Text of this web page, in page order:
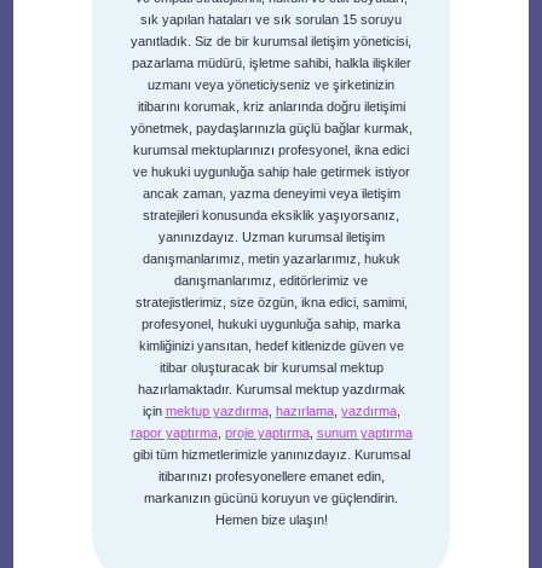
sık yapılan hataları ve sık sorulan 15 soruyu
yanıtladık. Siz de bir kurumsal iletişim yöneticisi,
pazarlama müdürü, işletme sahibi, halkla ilişkiler
uzmanı veya yöneticiyseniz ve şirketinizin
itibarını korumak, kriz anlarında doğru iletişimi
yönetmek, paydaşlarınızla güçlü bağlar kurmak,
kurumsal mektuplarınızı profesyonel, ikna edici
ve hukuki uygunluğa sahip hale getirmek istiyor
ancak zaman, yazma deneyimi veya iletişim
stratejileri konusunda eksiklik yaşıyorsanız,
yanınızdayız. Uzman kurumsal iletişim
danışmanlarımız, metin yazarlarımız, hukuk
danışmanlarımız, editörlerimiz ve
stratejistlerimiz, size özgün, ikna edici, samimi,
profesyonel, hukuki uygunluğa sahip, marka
kimliğinizi yansıtan, hedef kitlenizde güven ve
itibar oluşturacak bir kurumsal mektup
hazırlamaktadır. Kurumsal mektup yazdırmak
için mektup yazdırma, hazırlama, yazdırma,
rapor yaptırma, proje yaptırma, sunum yaptırma
gibi tüm hizmetlerimizle yanınızdayız. Kurumsal
itibarınızı profesyonellere emanet edin,
markanızın gücünü koruyun ve güçlendirin.
Hemen bize ulaşın!